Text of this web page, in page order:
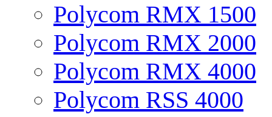
Polycom RMX 1500
Polycom RMX 2000
Polycom RMX 4000
Polycom RSS 4000